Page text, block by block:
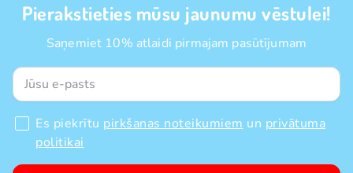
Pierakstieties mūsu jaunumu vēstulei!
Saņemiet 10% atlaidi pirmajam pasūtījumam
Es piekrītu pirkšanas noteikumiem un privātuma
politikai